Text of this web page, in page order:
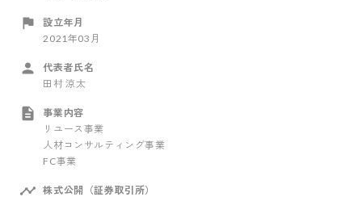
設立年月
2021年03月
代表者氏名
田村 涼太
事業内容
リユース事業
人材コンサルティング事業
FC事業
株式公開（証券取引所）